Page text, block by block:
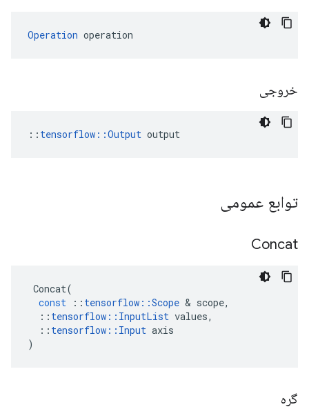
Operation operation
خروجی
:: tensorflow::Output output
توابع عمومی
Concat
Concat(
const
:: tensorflow ::Scope & scope,
:: tensorflow :: InputList values,
:: tensorflow :: Input axis
)
گره